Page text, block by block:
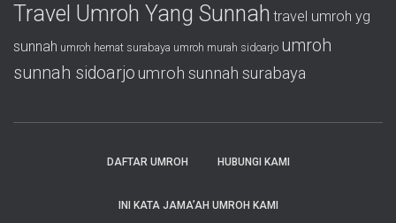
Travel Umroh Yang Sunnah travel umroh yg
sunnah umroh hemat surabaya umroh murah sidoarjo umroh
sunnah sidoarjo umroh sunnah surabaya
DAFTAR UMROH HUBUNGI KAMI
INI KATA JAMA’AH UMROH KAMI